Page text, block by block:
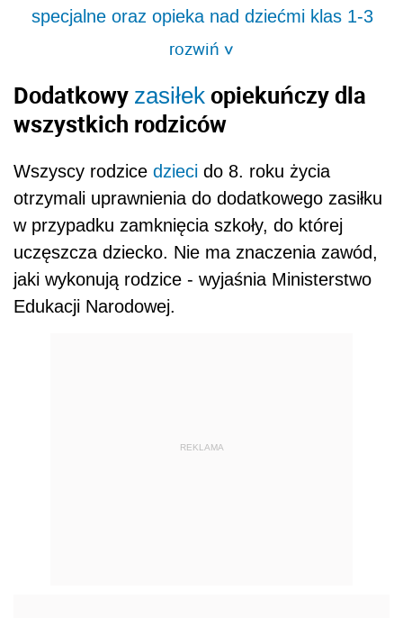
specjalne oraz opieka nad dziećmi klas 1-3
rozwiń>
Dodatkowy zasiłek opiekuńczy dla
wszystkich rodziców
Wszyscy rodzice dzieci do 8. roku życia
otrzymali uprawnienia do dodatkowego zasiłku
w przypadku zamknięcia szkoły, do której
uczęszcza dziecko. Nie ma znaczenia zawód,
jaki wykonują rodzice - wyjaśnia Ministerstwo
Edukacji Narodowej.
REKLAMA